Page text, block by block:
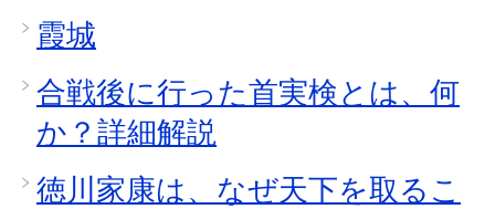
霞城
合戦後に行った首実検とは、何
か？詳細解説
徳川家康は、なぜ天下を取るこ